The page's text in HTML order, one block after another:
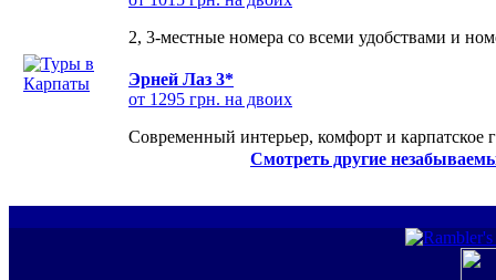
2, 3-местные номера со всеми удобствами и
Эрней Лаз 3*
от 1295 грн. на двоих
Современный интерьер, комфорт и карпатское
Смотреть другие